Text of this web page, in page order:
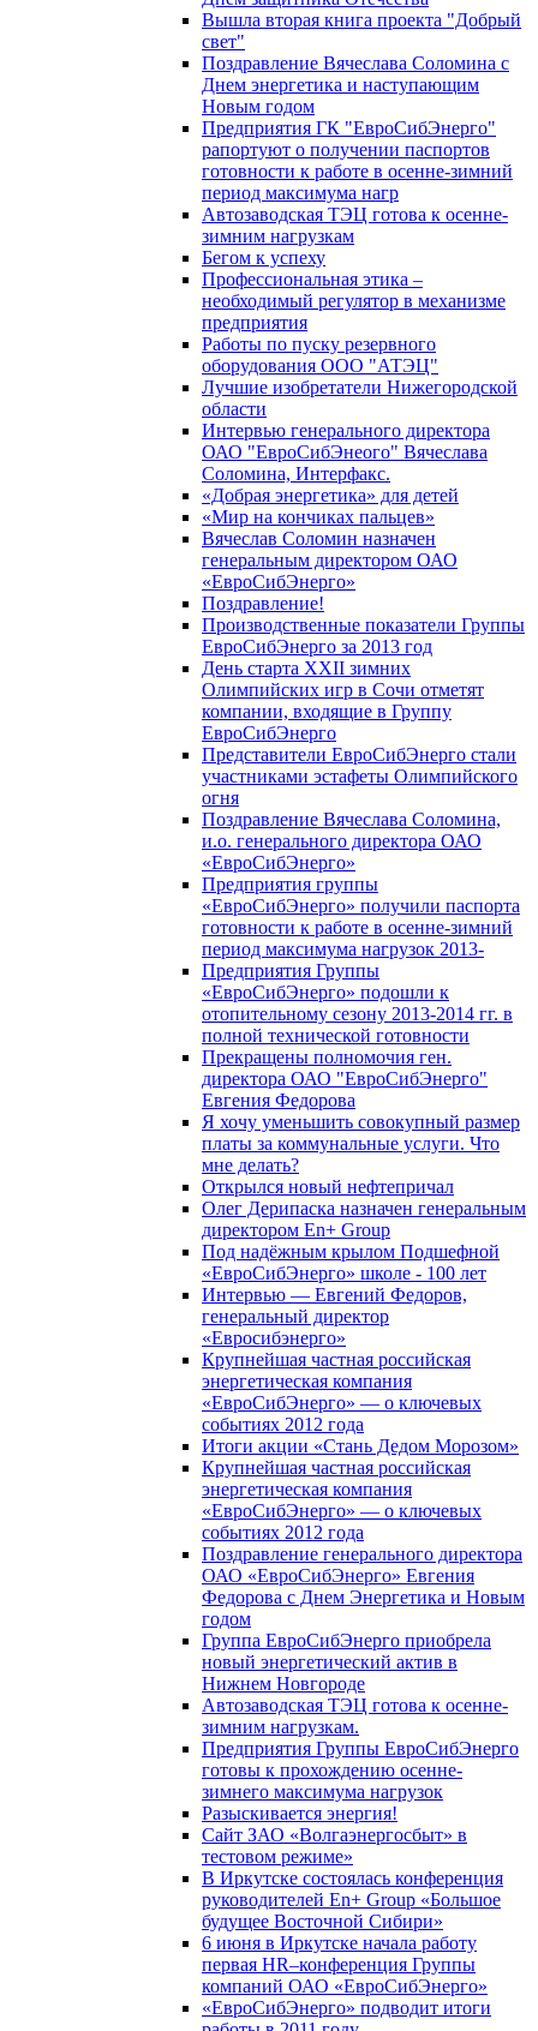
Вышла вторая книга проекта "Добрый
свет"
Поздравление Вячеслава Соломина с
Днем энергетика и наступающим
Новым годом
Предприятия ГК "ЕвроСибЭнерго"
рапортуют о получении паспортов
готовности к работе в осенне-зимний
период максимума нагр
Автозаводская ТЭЦ готова к осенне-
зимним нагрузкам
Бегом к успеху
Профессиональная этика –
необходимый регулятор в механизме
предприятия
Работы по пуску резервного
оборудования ООО "АТЭЦ"
Лучшие изобретатели Нижегородской
области
Интервью генерального директора
ОАО "ЕвроСибЭнеого" Вячеслава
Соломина, Интерфакс.
«Добрая энергетика» для детей
«Мир на кончиках пальцев»
Вячеслав Соломин назначен
генеральным директором ОАО
«ЕвроСибЭнерго»
Поздравление!
Производственные показатели Группы
ЕвроСибЭнерго за 2013 год
День старта XXII зимних
Олимпийских игр в Сочи отметят
компании, входящие в Группу
ЕвроСибЭнерго
Представители ЕвроСибЭнерго стали
участниками эстафеты Олимпийского
огня
Поздравление Вячеслава Соломина,
и.о. генерального директора ОАО
«ЕвроСибЭнерго»
Предприятия группы
«ЕвроСибЭнерго» получили паспорта
готовности к работе в осенне-зимний
период максимума нагрузок 2013-
Предприятия Группы
«ЕвроСибЭнерго» подошли к
отопительному сезону 2013-2014 гг. в
полной технической готовности
Прекращены полномочия ген.
директора ОАО "ЕвроСибЭнерго"
Евгения Федорова
Я хочу уменьшить совокупный размер
платы за коммунальные услуги. Что
мне делать?
Открылся новый нефтепричал
Олег Дерипаска назначен генеральным
директором En+ Group
Под надёжным крылом Подшефной
«ЕвроСибЭнерго» школе - 100 лет
Интервью — Евгений Федоров,
генеральный директор
«Евросибэнерго»
Крупнейшая частная российская
энергетическая компания
«ЕвроСибЭнерго» — о ключевых
событиях 2012 года
Итоги акции «Стань Дедом Морозом»
Крупнейшая частная российская
энергетическая компания
«ЕвроСибЭнерго» — о ключевых
событиях 2012 года
Поздравление генерального директора
ОАО «ЕвроСибЭнерго» Евгения
Федорова с Днем Энергетика и Новым
годом
Группа ЕвроСибЭнерго приобрела
новый энергетический актив в
Нижнем Новгороде
Автозаводская ТЭЦ готова к осенне-
зимним нагрузкам.
Предприятия Группы ЕвроСибЭнерго
готовы к прохождению осенне-
зимнего максимума нагрузок
Разыскивается энергия!
Сайт ЗАО «Волгаэнергосбыт» в
тестовом режиме»
В Иркутске состоялась конференция
руководителей En+ Group «Большое
будущее Восточной Сибири»
6 июня в Иркутске начала работу
первая HR–конференция Группы
компаний ОАО «ЕвроСибЭнерго»
«ЕвроСибЭнерго» подводит итоги